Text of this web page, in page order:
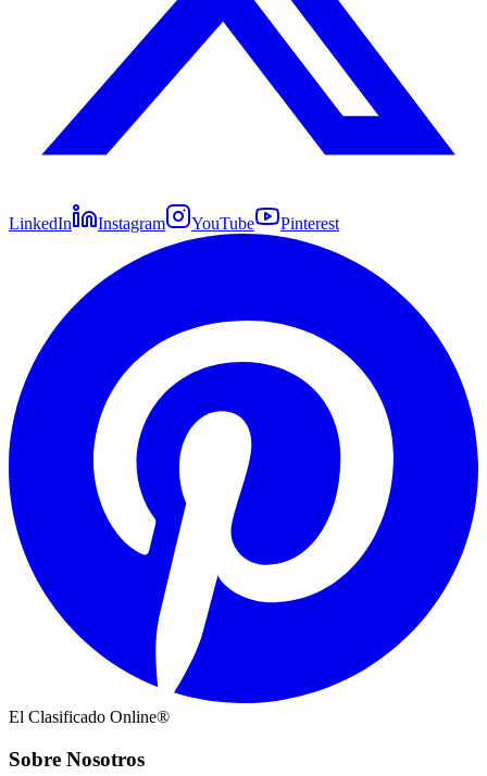
LinkedIn Instagram YouTube Pinterest
El Clasificado Online®
Sobre Nosotros